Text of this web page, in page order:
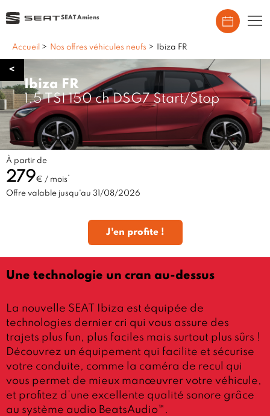
SEAT Amiens
Accueil > Nos offres véhicules neufs > Ibiza FR
<
Ibiza FR
1.5 TSI 150 ch DSG7 Start/Stop
À partir de
279€ / mois*
Offre valable jusqu'au 31/08/2026
J'en profite !
Une technologie un cran au-dessus
La nouvelle SEAT Ibiza est équipée de
technologies dernier cri qui vous assure des
trajets plus fun, plus faciles mais surtout plus sûrs !
Découvrez un équipement qui facilite et sécurise
votre conduite, comme la caméra de recul qui
vous permet de mieux manœuvrer votre véhicule,
et profitez d’une excellente qualité sonore grâce
au système audio BeatsAudio™.